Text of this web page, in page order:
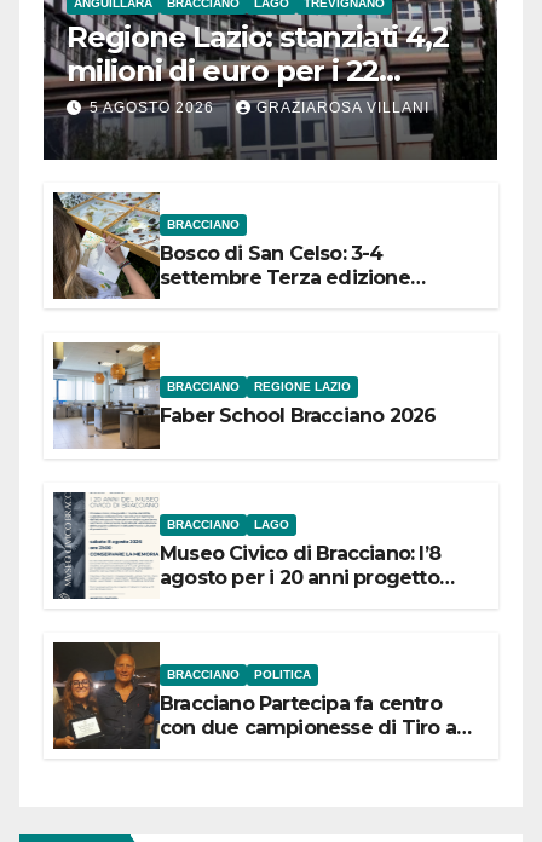
ANGUILLARA BRACCIANO LAGO TREVIGNANO
Regione Lazio: stanziati 4,2
milioni di euro per i 22
Comuni dell’Etruria
Meridionale
5 AGOSTO 2026 GRAZIAROSA VILLANI
BRACCIANO
Bosco di San Celso: 3-4
settembre Terza edizione
BRACCIANO REGIONE LAZIO
Faber School Bracciano 2026
BRACCIANO LAGO
Museo Civico di Bracciano: l’8
agosto per i 20 anni progetto
BRACCIANO POLITICA
Bracciano Partecipa fa centro
con due campionesse di Tiro a